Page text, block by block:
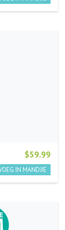
$59.99